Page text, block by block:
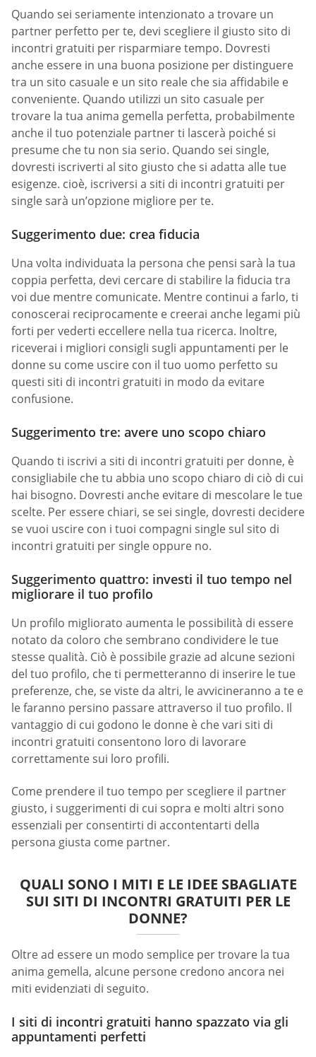
Quando sei seriamente intenzionato a trovare un
partner perfetto per te, devi scegliere il giusto sito di
incontri gratuiti per risparmiare tempo. Dovresti
anche essere in una buona posizione per distinguere
tra un sito casuale e un sito reale che sia affidabile e
conveniente. Quando utilizzi un sito casuale per
trovare la tua anima gemella perfetta, probabilmente
anche il tuo potenziale partner ti lascerà poiché si
presume che tu non sia serio. Quando sei single,
dovresti iscriverti al sito giusto che si adatta alle tue
esigenze. cioè, iscriversi a siti di incontri gratuiti per
single sarà un’opzione migliore per te.
Suggerimento due: crea fiducia
Una volta individuata la persona che pensi sarà la tua
coppia perfetta, devi cercare di stabilire la fiducia tra
voi due mentre comunicate. Mentre continui a farlo, ti
conoscerai reciprocamente e creerai anche legami più
forti per vederti eccellere nella tua ricerca. Inoltre,
riceverai i migliori consigli sugli appuntamenti per le
donne su come uscire con il tuo uomo perfetto su
questi siti di incontri gratuiti in modo da evitare
confusione.
Suggerimento tre: avere uno scopo chiaro
Quando ti iscrivi a siti di incontri gratuiti per donne, è
consigliabile che tu abbia uno scopo chiaro di ciò di cui
hai bisogno. Dovresti anche evitare di mescolare le tue
scelte. Per essere chiari, se sei single, dovresti decidere
se vuoi uscire con i tuoi compagni single sul sito di
incontri gratuiti per single oppure no.
Suggerimento quattro: investi il tuo tempo nel
migliorare il tuo profilo
Un profilo migliorato aumenta le possibilità di essere
notato da coloro che sembrano condividere le tue
stesse qualità. Ciò è possibile grazie ad alcune sezioni
del tuo profilo, che ti permetteranno di inserire le tue
preferenze, che, se viste da altri, le avvicineranno a te e
le faranno persino passare attraverso il tuo profilo. Il
vantaggio di cui godono le donne è che vari siti di
incontri gratuiti consentono loro di lavorare
correttamente sui loro profili.
Come prendere il tuo tempo per scegliere il partner
giusto, i suggerimenti di cui sopra e molti altri sono
essenziali per consentirti di accontentarti della
persona giusta come partner.
QUALI SONO I MITI E LE IDEE SBAGLIATE
SUI SITI DI INCONTRI GRATUITI PER LE
DONNE?
Oltre ad essere un modo semplice per trovare la tua
anima gemella, alcune persone credono ancora nei
miti evidenziati di seguito.
I siti di incontri gratuiti hanno spazzato via gli
appuntamenti perfetti